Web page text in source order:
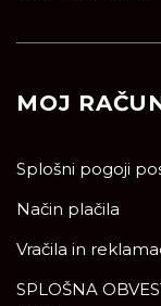
MOJ
Splošni pogoji
Način plačila
Vračila in
SPLOŠNA